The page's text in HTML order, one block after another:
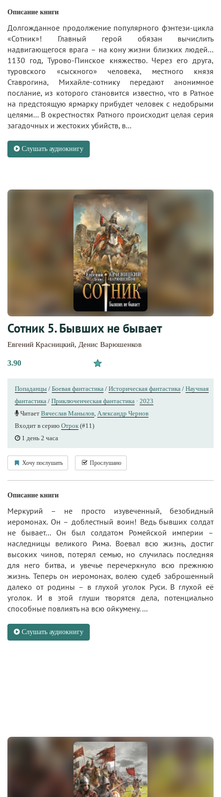
Описание книги
Долгожданное продолжение популярного фэнтези-цикла
«Сотник»! Главный герой обязан вычислить
надвигающегося врага – на кону жизни близких людей…
1130 год, Турово-Пинское княжество. Через его друга,
туровского «сыскного» человека, местного князя
Ставрогина, Михайле-сотнику передают анонимное
послание, из которого становится известно, что в Ратное
на предстоящую ярмарку прибудет человек с недобрыми
целями… В окрестностях Ратного происходит целая серия
загадочных и жестоких убийств, в...
Слушать аудиокнигу
Сотник 5. Бывших не бывает
Евгений Красницкий, Денис Варюшенков
3.90
Попаданцы / Боевая фантастика / Историческая фантастика / Научная
фантастика / Приключенческая фантастика · 2023
Читает Вячеслав Манылов, Александр Чернов
Входит в серию Отрок (#11)
1 день 2 часа
Хочу послушать Прослушано
Описание книги
Меркурий – не просто изувеченный, безобидный
иеромонах. Он – доблестный воин! Ведь бывших солдат
не бывает… Он был солдатом Ромейской империи –
наследницы великого Рима. Воевал всю жизнь, достиг
высоких чинов, потерял семью, но случилась последняя
для него битва, и увечье перечеркнуло всю прежнюю
жизнь. Теперь он иеромонах, волею судеб заброшенный
далеко от родины – в глухой уголок Руси. В глухой её
уголок. И в этой глуши творятся дела, потенциально
способные повлиять на всю ойкумену. ...
Слушать аудиокнигу